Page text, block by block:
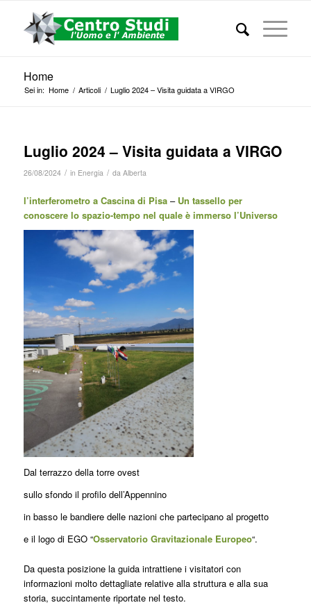
Home
Sei in: Home / Articoli / Luglio 2024 – Visita guidata a VIRGO
Luglio 2024 – Visita guidata a VIRGO
26/08/2024 / in Energia / da Alberta
l’interferometro a Cascina di Pisa– Un tassello per
conoscere lo spazio-tempo nel quale è immerso l’Universo
Dal terrazzo della torre ovest
sullo sfondo il profilo dell’Appennino
in basso le bandiere delle nazioni che partecipano al progetto
e il logo di EGO “Osservatorio Gravitazionale Europeo“.
Da questa posizione la guida intrattiene i visitatori con
informazioni molto dettagliate relative alla struttura e alla sua
storia, succintamente riportate nel testo.